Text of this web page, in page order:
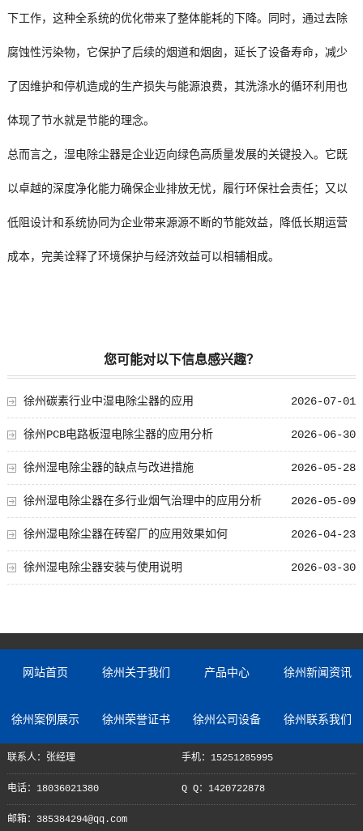
下工作，这种全系统的优化带来了整体能耗的下降。同时，通过去除
腐蚀性污染物，它保护了后续的烟道和烟囱，延长了设备寿命，减少
了因维护和停机造成的生产损失与能源浪费，其洗涤水的循环利用也
体现了节水就是节能的理念。
总而言之，湿电除尘器是企业迈向绿色高质量发展的关键投入。它既
以卓越的深度净化能力确保企业排放无忧，履行环保社会责任；又以
低阻设计和系统协同为企业带来源源不断的节能效益，降低长期运营
成本，完美诠释了环境保护与经济效益可以相辅相成。
您可能对以下信息感兴趣？
2026-07-01
徐州碳素行业中湿电除尘器的应用
2026-06-30
徐州PCB电路板湿电除尘器的应用分析
2026-05-28
徐州湿电除尘器的缺点与改进措施
2026-05-09
徐州湿电除尘器在多行业烟气治理中的应用分析
2026-04-23
徐州湿电除尘器在砖窑厂的应用效果如何
2026-03-30
徐州湿电除尘器安装与使用说明
网站首页 徐州关于我们 产品中心 徐州新闻资讯
徐州案例展示 徐州荣誉证书 徐州公司设备 徐州联系我们
联系人：张经理 手机：15251285995
电话：18036021380 Q Q：1420722878
邮箱：385384294@qq.com